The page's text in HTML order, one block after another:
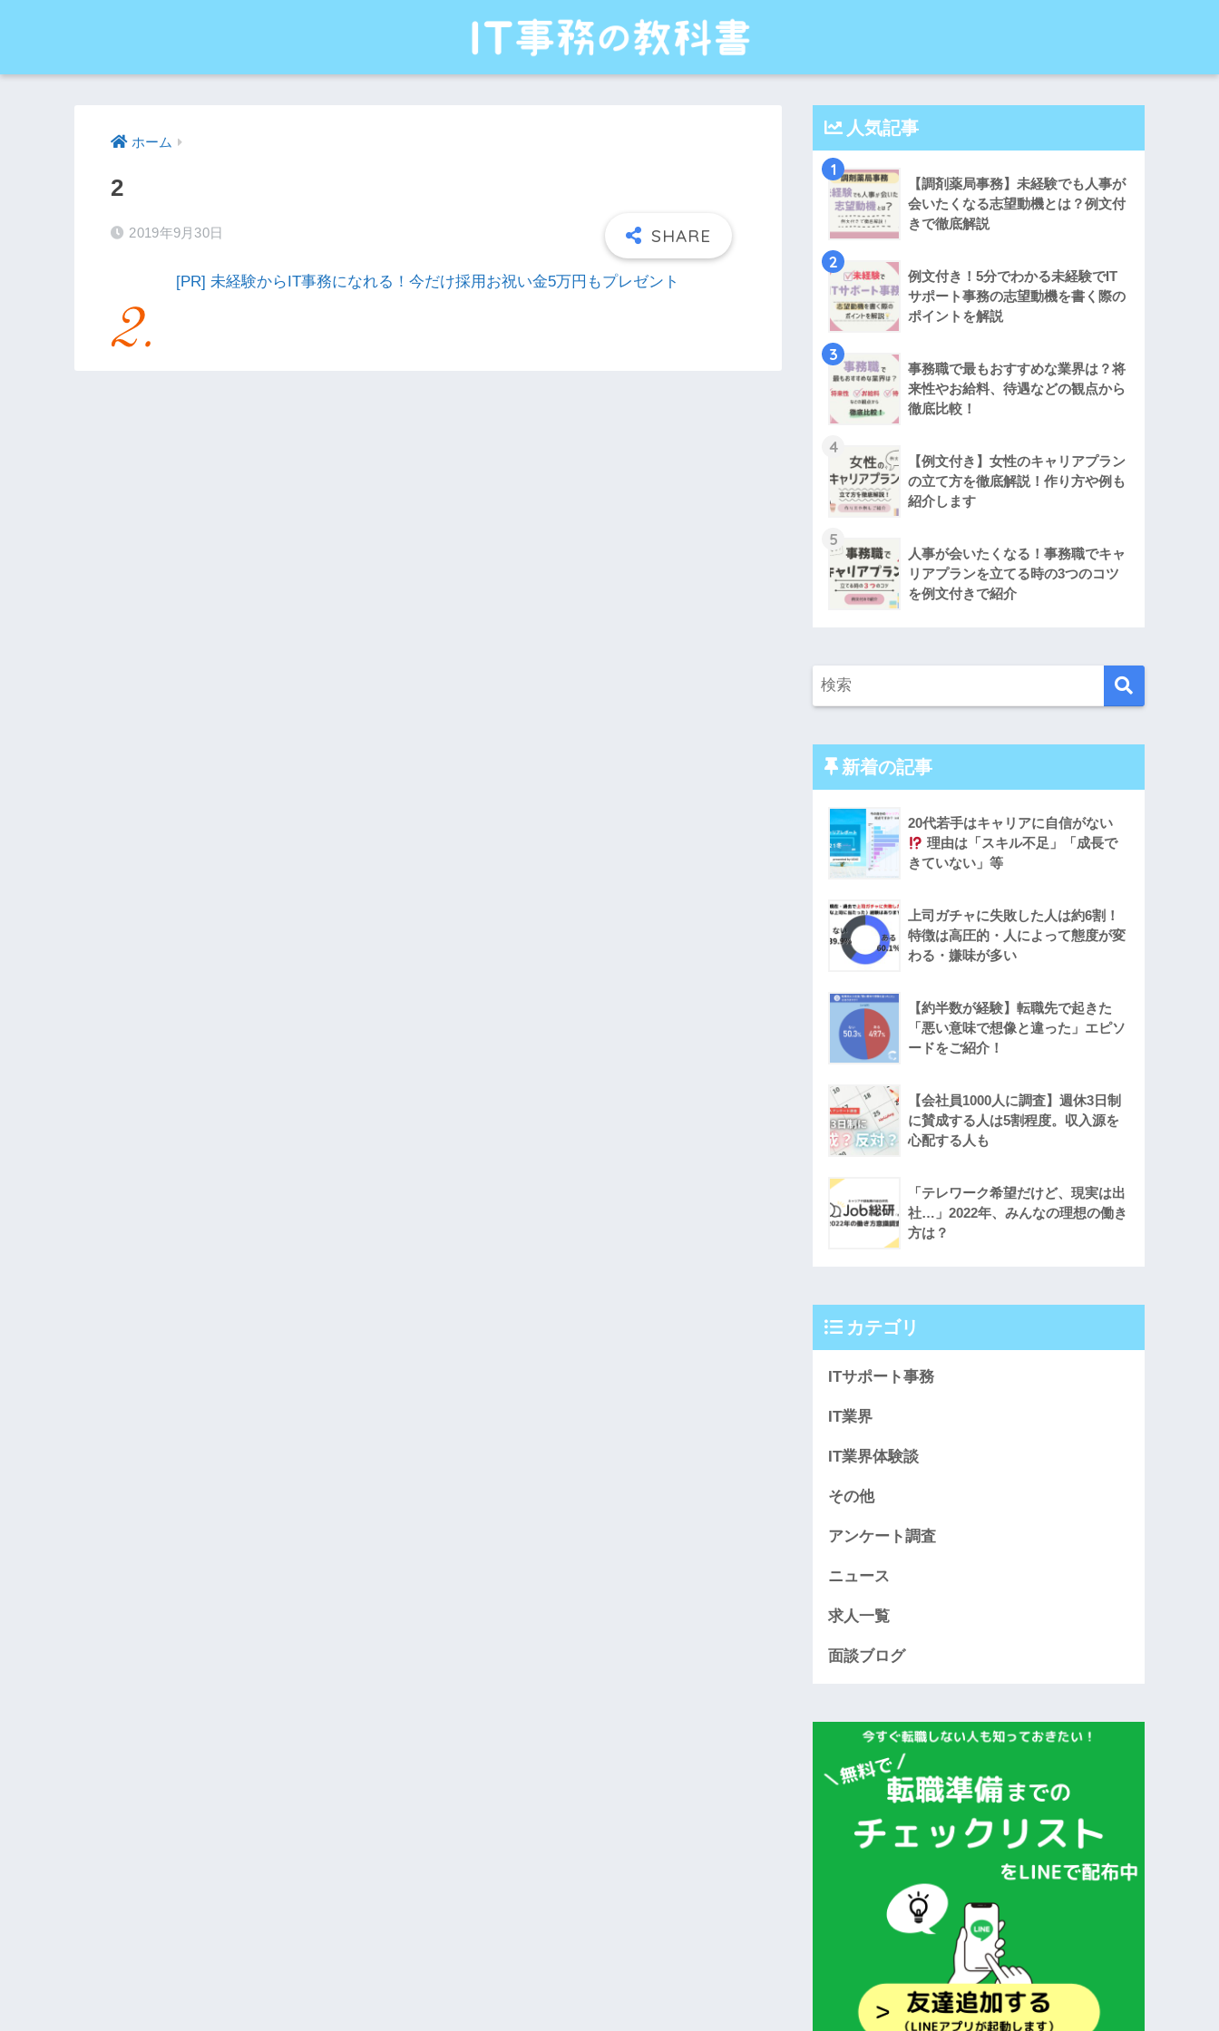
ホーム
2
2019年9月30日
[PR] 未経験からIT事務になれる！今だけ採用お祝い金5万円もプレゼント
人気記事
1
【調剤薬局事務】未経験でも人事が
会いたくなる志望動機とは？例文付
きで徹底解説
2
例文付き！5分でわかる未経験でIT
サポート事務の志望動機を書く際の
ポイントを解説
3
事務職で最もおすすめな業界は？将
来性やお給料、待遇などの観点から
徹底比較！
4
【例文付き】女性のキャリアプラン
の立て方を徹底解説！作り方や例も
紹介します
5
人事が会いたくなる！事務職でキャ
リアプランを立てる時の3つのコツ
を例文付きで紹介
新着の記事
20代若手はキャリアに自信がない
理由は「スキル不足」「成長で
きていない」等
上司ガチャに失敗した人は約6割！
特徴は高圧的・人によって態度が変
わる・嫌味が多い
【約半数が経験】転職先で起きた
「悪い意味で想像と違った」エピソ
ードをご紹介！
【会社員1000人に調査】週休3日制
に賛成する人は5割程度。収入源を
心配する人も
「テレワーク希望だけど、現実は出
社…」2022年、みんなの理想の働き
方は？
カテゴリ
ITサポート事務
IT業界
IT業界体験談
その他
アンケート調査
ニュース
求人一覧
面談ブログ